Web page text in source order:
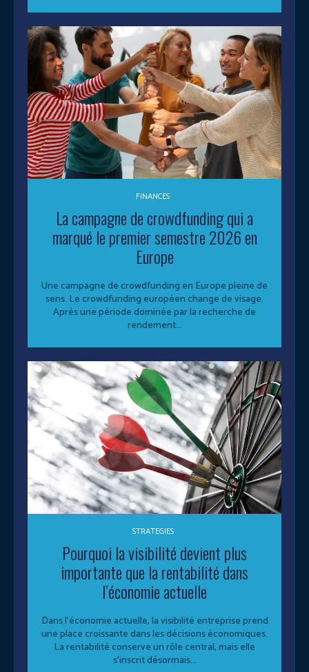
FINANCES
La campagne de crowdfunding qui a
marqué le premier semestre 2026 en
Europe
Une campagne de crowdfunding en Europe pleine de
sens. Le crowdfunding européen change de visage.
Après une période dominée par la recherche de
rendement...
STRATEGIES
Pourquoi la visibilité devient plus
importante que la rentabilité dans
l’économie actuelle
Dans l’économie actuelle, la visibilité entreprise prend
une place croissante dans les décisions économiques.
La rentabilité conserve un rôle central, mais elle
s’inscrit désormais...